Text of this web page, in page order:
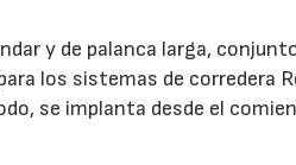
y de palanca larga,
los sistemas de corredera
se implanta desde el